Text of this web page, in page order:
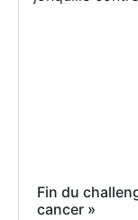
Fin du
cancer »